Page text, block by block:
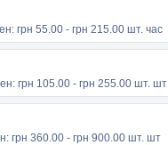
грн 55.00 - грн 215.00 шт. час
грн 105.00 - грн 255.00 шт. шт
грн 360.00 - грн 900.00 шт. шт